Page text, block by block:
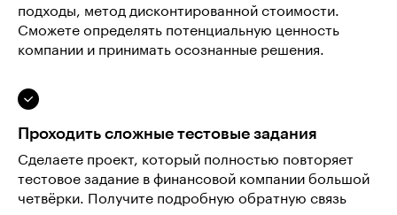
подходы, метод дисконтированной стоимости.
Сможете определять потенциальную ценность
компании и принимать осознанные решения.
Проходить сложные тестовые задания
Сделаете проект, который полностью повторяет
тестовое задание в финансовой компании большой
четвёрки. Получите подробную обратную связь